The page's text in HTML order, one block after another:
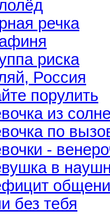
речка
риска
Россия
порулить
из
по
-
в
без тебя